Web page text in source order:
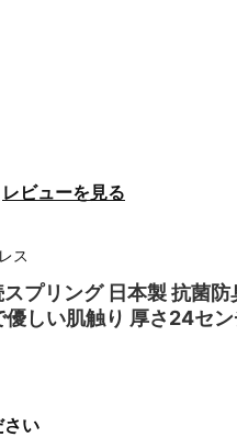
レビューを見る
ス
プリング 日本製 抗菌防
しい肌触り 厚さ24セ
さい